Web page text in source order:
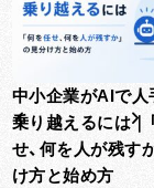
中小企業がAIで人
乗り越えるには｜
せ、何を人が残す
け方と始め方